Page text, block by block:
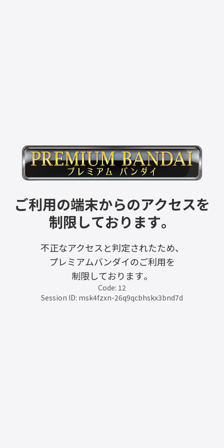
ご利用の端末からのアクセスを
制限しております。
不正なアクセスと判定されたため、
プレミアムバンダイのご利用を
制限しております。
Code: 12
Session ID: msk4fzxn-26q9qcbhskx3bnd7d